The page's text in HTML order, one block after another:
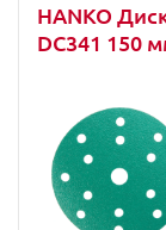
HANKO
DC341 150